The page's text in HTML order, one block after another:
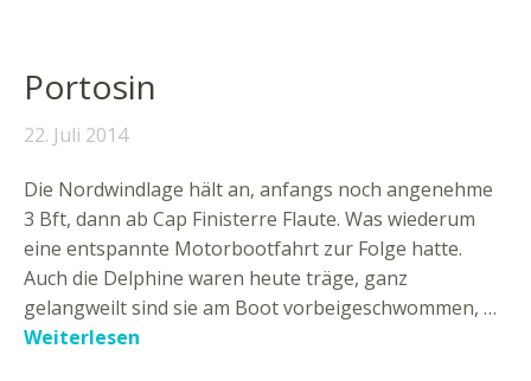
Portosin
22. Juli 2014
Die Nordwindlage hält an, anfangs noch angenehme
3 Bft, dann ab Cap Finisterre Flaute. Was wiederum
eine entspannte Motorbootfahrt zur Folge hatte.
Auch die Delphine waren heute träge, ganz
gelangweilt sind sie am Boot vorbeigeschwommen, …
Weiterlesen